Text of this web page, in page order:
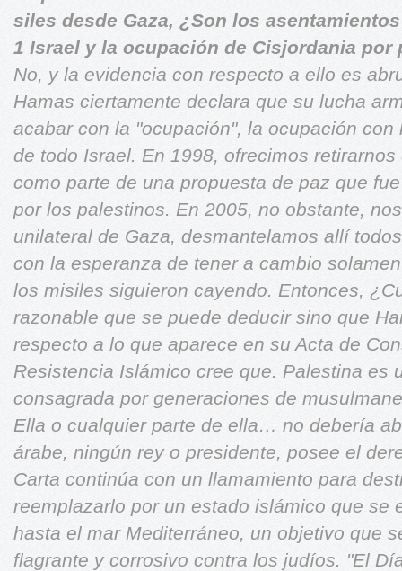
siles desde Gaza, ¿Son los
1 Israel y la ocupación de Cisjordania por
No, y la evidencia con respecto a ello es
Hamas ciertamente declara que su lucha
acabar con la "ocupación", la ocupación
de todo Israel. En 1998, ofrecimos
como parte de una propuesta de paz que
por los palestinos. En 2005, no obstante,
unilateral de Gaza, desmantelamos allí
con la esperanza de tener a cambio
los misiles siguieron cayendo. Entonces,
razonable que se puede deducir sino que
respecto a lo que aparece en su Acta de
Resistencia Islámico cree que. Palestina es
consagrada por generaciones de
Ella o cualquier parte de ella… no debería
árabe, ningún rey o presidente, posee el
Carta continúa con un llamamiento para
reemplazarlo por un estado islámico que se
hasta el mar Mediterráneo, un objetivo que
flagrante y corrosivo contra los judíos. "El